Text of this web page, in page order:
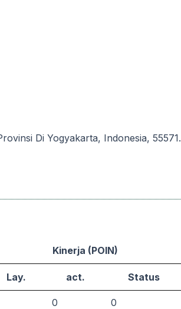
Di Yogyakarta, Indonesia, 55571.
Kinerja (POIN)
Lay. act. Status
0 0